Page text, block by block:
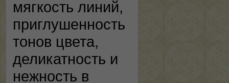
мягкость линий,
приглушенность
тонов цвета,
деликатность и
нежность в